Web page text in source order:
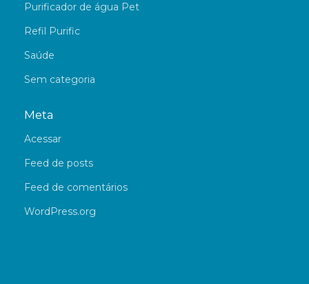
Purificador de água Pet
Refil Purific
Saúde
Sem categoria
Meta
Acessar
Feed de posts
Feed de comentários
WordPress.org